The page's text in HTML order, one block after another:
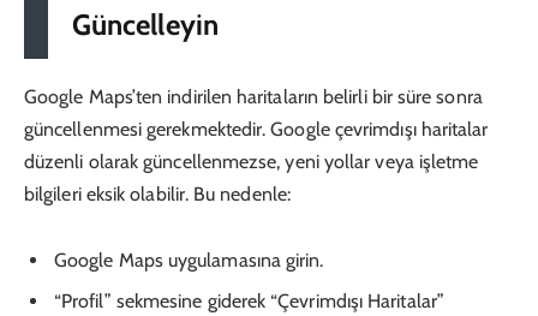
Güncelleyin
Google Maps’ten indirilen haritaların belirli bir süre sonra
güncellenmesi gerekmektedir. Google çevrimdışı haritalar
düzenli olarak güncellenmezse, yeni yollar veya işletme
bilgileri eksik olabilir. Bu nedenle:
Google Maps uygulamasına girin.
“Profil” sekmesine giderek “Çevrimdışı Haritalar”